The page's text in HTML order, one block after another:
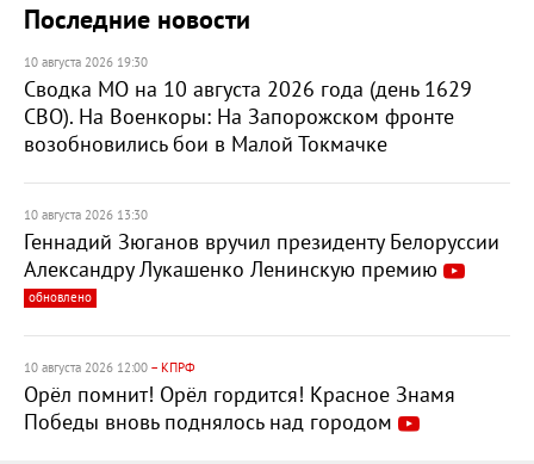
Последние новости
10 августа 2026 19:30
Сводка МО на 10 августа 2026 года (день 1629
СВО). На Военкоры: На Запорожском фронте
возобновились бои в Малой Токмачке
10 августа 2026 13:30
Геннадий Зюганов вручил президенту Белоруссии
Александру Лукашенко Ленинскую премию
обновлено
10 августа 2026 12:00 – КПРФ
Орёл помнит! Орёл гордится! Красное Знамя
Победы вновь поднялось над городом